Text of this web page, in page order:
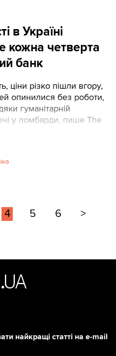
в Україні
кожна четверта
банк
ціни різко пішли вгору,
опинилися без роботи,
гуманітарній
у ломбарди, пише The
4 5 6 >
найкращі статті на e-mail